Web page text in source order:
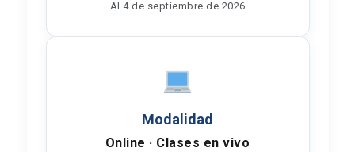
Al 4 de septiembre de 2026
Modalidad
Online · Clases en vivo